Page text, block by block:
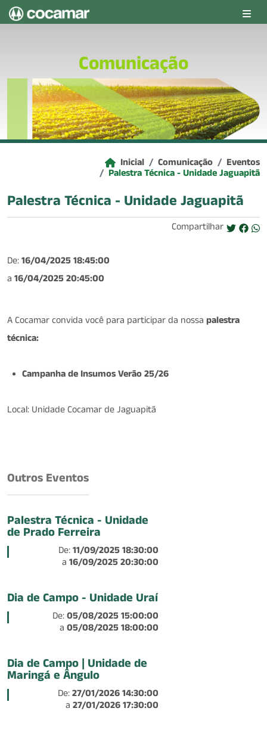
Comunicação
Inicial Comunicação Eventos
Palestra Técnica - Unidade Jaguapitã
Palestra Técnica - Unidade Jaguapitã
Compartilhar
De:16/04/2025 18:45:00
a 16/04/2025 20:45:00
A Cocamar convida você para participar da nossa palestra
técnica:
Campanha de Insumos Verão 25/26
Local: Unidade Cocamar de Jaguapitã
Outros Eventos
Palestra Técnica - Unidade
de Prado Ferreira
De:11/09/2025 18:30:00
a16/09/2025 20:30:00
Dia de Campo - Unidade Uraí
De:05/08/2025 15:00:00
a05/08/2025 18:00:00
Dia de Campo | Unidade de
Maringá e Ângulo
De:27/01/2026 14:30:00
a27/01/2026 17:30:00